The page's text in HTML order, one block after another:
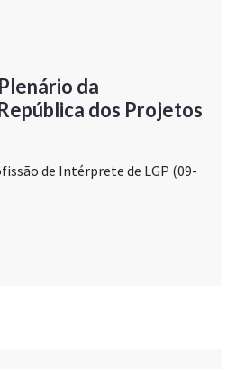
da
dos Projetos
de Intérprete de LGP (09-